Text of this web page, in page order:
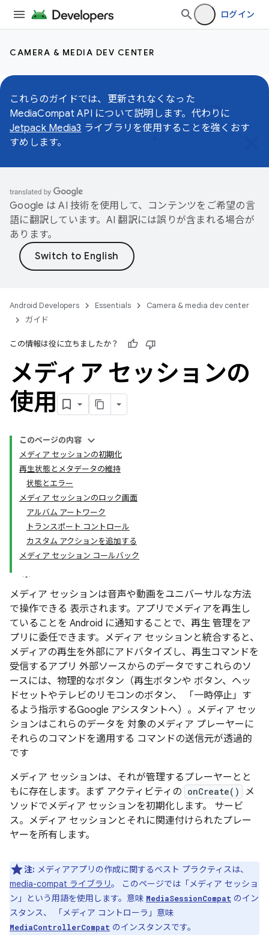
ログイン
CAMERA & MEDIA DEV CENTER
これらのガイドでは、更新されなくなった
MediaCompat API について説明します。代わりに
Jetpack Media3 ライブラリを使用することを強くおす
すめします。
Google は AI 技術を使用して、コンテンツをご希望の言
語に翻訳しています。AI 翻訳には誤りが含まれる場合が
あります。
Android Developers Essentials
Camera & media dev center
ガイド
この情報は役に立ちましたか？
メディア セッションの
使用
このページの内容
メディア セッションの初期化
再生状態とメタデータの維持
状態とエラー
メディア セッションのロック画面
アルバム アートワーク
トランスポート コントロール
カスタム アクションを追加する
メディア セッション コールバック
メディア セッションは音声や動画をユニバーサルな方法
で操作できる 表示されます。アプリでメディアを再生し
ていることを Android に通知することで、再生 管理をア
プリに委任できます。メディア セッションと統合すると、
メディアの再生を外部にアドバタイズし、再生コマンドを
受信するアプリ 外部ソースからのデータですこれらのソ
ースには、物理的なボタン（再生ボタンや ボタン、ヘッ
ドセットやテレビのリモコンのボタン、 「一時停止」す
るよう指示するGoogle アシスタントへ）。メディア セッ
ションはこれらのデータを 対象のメディア プレーヤーに
それらのコマンドを適用する コマンドの送信元が透過的
です
メディア セッションは、それが管理するプレーヤーとと
もに存在します。まず アクティビティの onCreate()
メ
ソッドでメディア セッションを初期化します。 サービ
ス。メディア セッションとそれに関連付けられたプレー
ヤーを所有します。
注: メディアアプリの作成に関するベスト プラクティスは、
media-compat ライブラリ。 このページでは「メディア セッショ
ン」という用語を使用します。意味 MediaSessionCompat のイン
スタンス、 「メディア コントローラ」意味
MediaControllerCompat のインスタンスです。